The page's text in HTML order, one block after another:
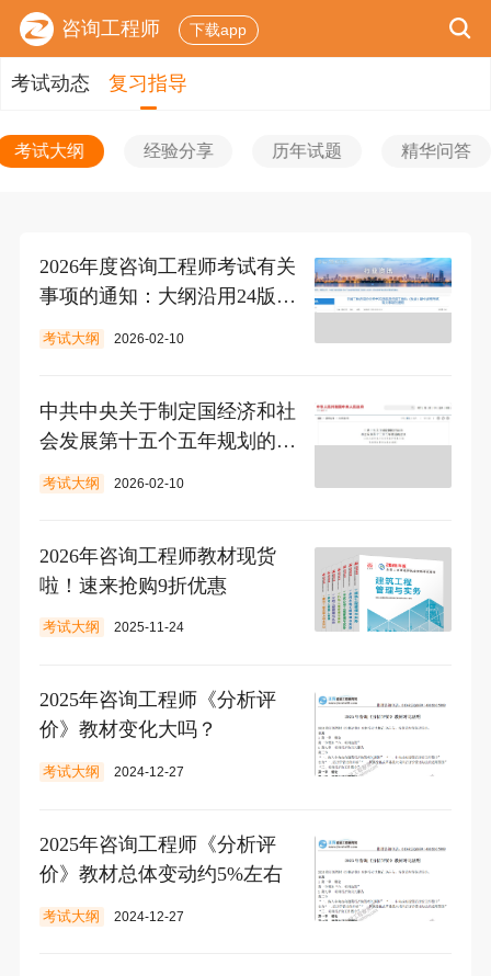
咨询工程师 下载app
考试动态 复习指导
考试大纲 经验分享 历年试题 精华问答
2026年度咨询工程师考试有关
事项的通知：大纲沿用24版及
增补内容
考试大纲 2026-02-10
中共中央关于制定国经济和社
会发展第十五个五年规划的建
议
考试大纲 2026-02-10
2026年咨询工程师教材现货
啦！速来抢购9折优惠
考试大纲 2025-11-24
2025年咨询工程师《分析评
价》教材变化大吗？
考试大纲 2024-12-27
2025年咨询工程师《分析评
价》教材总体变动约5%左右
考试大纲 2024-12-27